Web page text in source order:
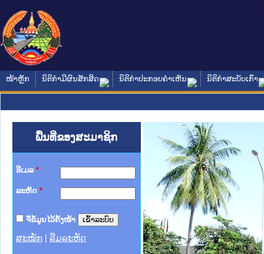
ໜ້າຫຼັກ ນິຕິກໍາມີຜົນສັກສິດ ນິຕິກໍາປະກອບຄໍາເຫັນ ນິຕິກໍາສະບັບເກົ່າ
ພື້ນທີ່ຂອງສະມາຊິກ
ອີເມລ *
ລະຫັດ *
ຈື່ຂໍ້ມູນໄວ້ຄັ້ງໜ້າ
ສະໝັກ ລືມລະຫັດ